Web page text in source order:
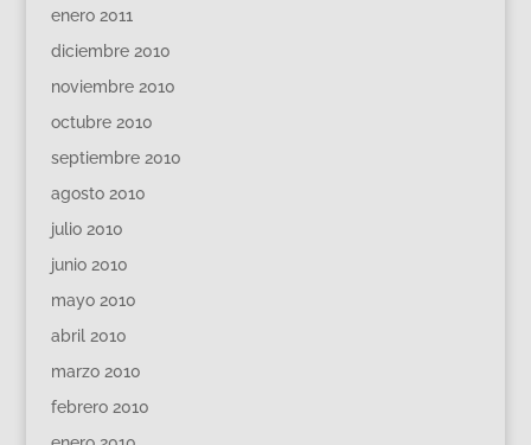
enero 2011
diciembre 2010
noviembre 2010
octubre 2010
septiembre 2010
agosto 2010
julio 2010
junio 2010
mayo 2010
abril 2010
marzo 2010
febrero 2010